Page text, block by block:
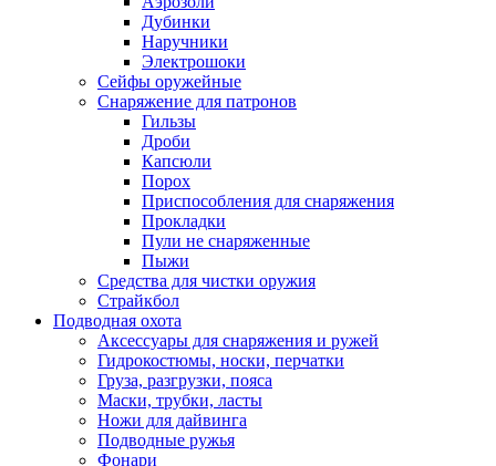
Дубинки
Наручники
Электрошоки
Сейфы оружейные
Снаряжение для патронов
Гильзы
Дроби
Капсюли
Порох
Приспособления для снаряжения
Прокладки
Пули не снаряженные
Пыжи
Средства для чистки оружия
Страйкбол
Подводная охота
Аксессуары для снаряжения и ружей
Гидрокостюмы, носки, перчатки
Груза, разгрузки, пояса
Маски, трубки, ласты
Ножи для дайвинга
Подводные ружья
Фонари